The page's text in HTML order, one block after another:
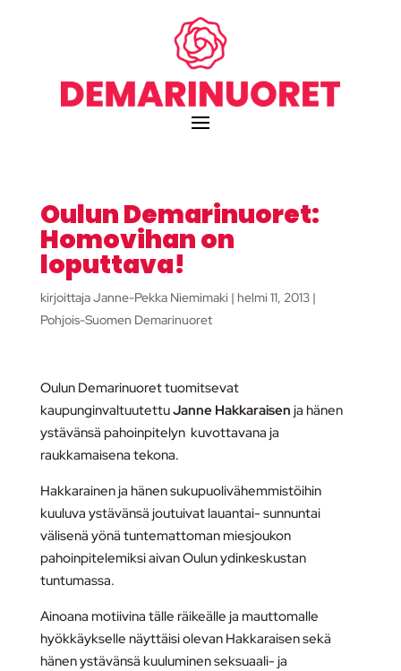
Oulun Demarinuoret:
Homovihan on
loputtava!
kirjoittajaJanne-Pekka Niemimaki | helmi 11, 2013|
Pohjois-Suomen Demarinuoret
Oulun Demarinuoret tuomitsevat
kaupunginvaltuutettuJanne Hakkaraisen ja hänen
ystävänsä pahoinpitelyn kuvottavana ja
raukkamaisena tekona.
Hakkarainen ja hänen sukupuolivähemmistöihin
kuuluva ystävänsä joutuivat lauantai- sunnuntai
välisenä yönä tuntemattoman miesjoukon
pahoinpitelemiksi aivan Oulun ydinkeskustan
tuntumassa.
Ainoana motiivina tälle räikeälle ja mauttomalle
hyökkäykselle näyttäisi olevan Hakkaraisen sekä
hänen ystävänsä kuuluminen seksuaali- ja